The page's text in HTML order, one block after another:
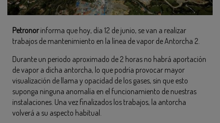
Petronorinforma que hoy, día 12 de junio, se van a realizar
trabajos de mantenimiento en la línea de vapor de Antorcha 2.
Durante un periodo aproximado de 2 horas no habrá aportación
de vapor a dicha antorcha, lo que podría provocar mayor
visualización de llama y opacidad de los gases, sin que esto
suponga ninguna anomalía en el funcionamiento de nuestras
instalaciones. Una vez finalizados los trabajos, la antorcha
volverá a su aspecto habitual.